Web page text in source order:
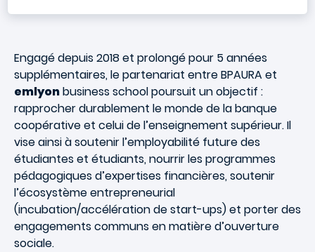
Engagé depuis 2018 et prolongé pour 5 années
supplémentaires, le partenariat entre BPAURA et
emlyonbusiness school poursuit un objectif :
rapprocher durablement le monde de la banque
coopérative et celui de l’enseignement supérieur. Il
vise ainsi à soutenir l’employabilité future des
étudiantes et étudiants, nourrir les programmes
pédagogiques d’expertises financières, soutenir
l’écosystème entrepreneurial
(incubation/accélération de start-ups) et porter des
engagements communs en matière d’ouverture
sociale.